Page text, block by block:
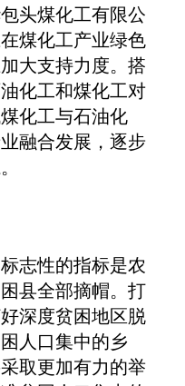
头煤化工有限公
煤化工产业绿色
大支持力度。搭
化工和煤化工对
化工与石油化
融合发展，逐步
志性的指标是农
县全部摘帽。打
深度贫困地区脱
人口集中的乡
取更加有力的举